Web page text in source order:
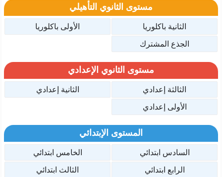
مستوى الثانوي التأهيلي
الثانية باكلوريا
الأولى باكلوريا
الجذع المشترك
مستوى الثانوي الإعدادي
الثالثة إعدادي
الثانية إعدادي
الأولى إعدادي
المستوى الإبتدائي
السادس ابتدائي
الخامس ابتدائي
الرابع ابتدائي
الثالث ابتدائي